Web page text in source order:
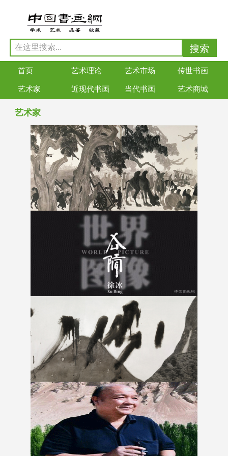
首页 艺术理论 艺术市场 传世书画
艺术家 近现代书画 当代书画 艺术商城
艺术家